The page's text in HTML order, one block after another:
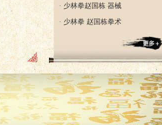
· 少林拳赵国栋 器械
· 少林拳 赵国栋拳术